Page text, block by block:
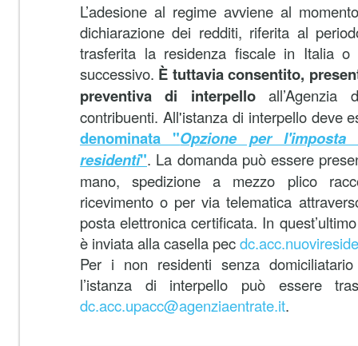
L’adesione al regime avviene al
dichiarazione dei redditi, riferita al
trasferita la residenza fiscale in Italia o
successivo. È tuttavia consentito,
preventiva
di interpelloall’Agenzia
contribuenti. All'istanza di interpello deve
denominata "Opzione per
residenti". La domanda può essere
mano, spedizione a mezzo plico
ricevimento o per via telematica
posta elettronica certificata. In
è inviata alla casella pec
Per i non residenti senza
l’istanza di interpello può essere
dc.acc.upacc@agenziaentrate.it.